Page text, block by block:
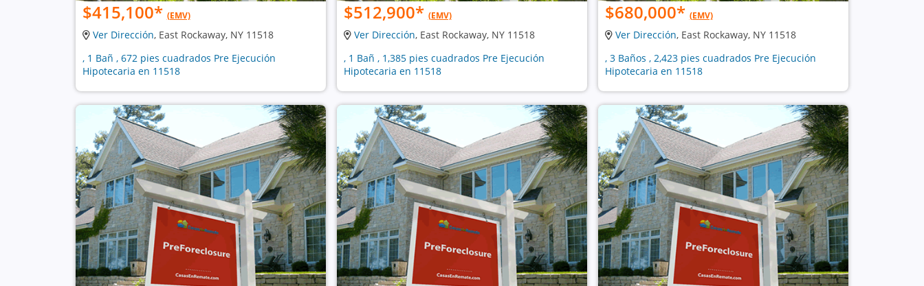
$415,100* (EMV)
Ver Dirección, East Rockaway, NY 11518
, 1 Bañ , 672 pies cuadrados Pre Ejecución
Hipotecaria en 11518
$512,900* (EMV)
Ver Dirección, East Rockaway, NY 11518
, 1 Bañ , 1,385 pies cuadrados Pre Ejecución
Hipotecaria en 11518
$680,000* (EMV)
Ver Dirección, East Rockaway, NY 11518
, 3 Baños , 2,423 pies cuadrados Pre Ejecución
Hipotecaria en 11518